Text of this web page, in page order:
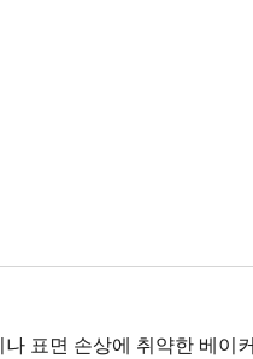
표면 손상에 취약한 베이